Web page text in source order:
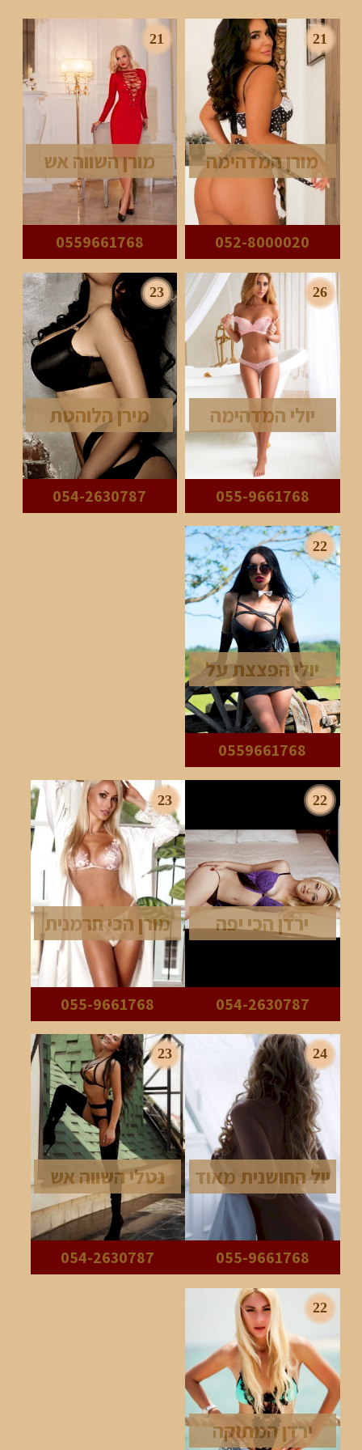
21
מורן המדהימה
052-8000020
21
מורן השווה אש
0559661768
26
יולי המדהימה
055-9661768
23
מירן הלוהטת
054-2630787
22
יולי הפצצת על
0559661768
22
ירדן הכי יפה
054-2630787
23
מורן הכי חרמנית
055-9661768
24
יול החושנית מאוד
055-9661768
23
נטלי השווה אש
054-2630787
22
ירדן המתוקה